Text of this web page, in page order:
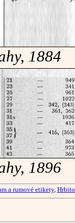
1884
1896
a rumové etikety,